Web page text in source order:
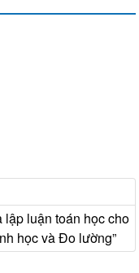
lập luận toán học cho
học và Đo lường”